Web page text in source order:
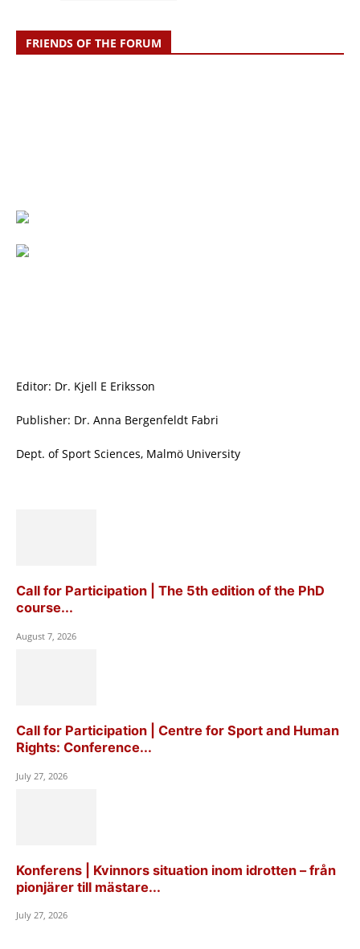
FRIENDS OF THE FORUM
Editor: Dr. Kjell E Eriksson
Publisher: Dr. Anna Bergenfeldt Fabri
Dept. of Sport Sciences, Malmö University
Call for Participation | The 5th edition of the PhD
course...
August 7, 2026
Call for Participation | Centre for Sport and Human
Rights: Conference...
July 27, 2026
Konferens | Kvinnors situation inom idrotten – från
pionjärer till mästare...
July 27, 2026